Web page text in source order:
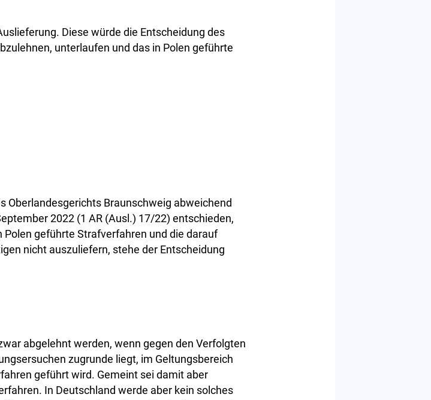
Diese würde die Entscheidung des
unterlaufen und das in Polen geführte
Oberlandesgerichts Braunschweig abweichend
2022 (1 AR (Ausl.) 17/22) entschieden,
geführte Strafverfahren und die darauf
nicht auszuliefern, stehe der Entscheidung
abgelehnt werden, wenn gegen den Verfolgten
zugrunde liegt, im Geltungsbereich
geführt wird. Gemeint sei damit aber
In Deutschland werde aber kein solches